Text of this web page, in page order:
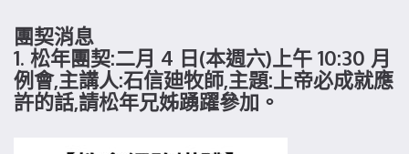
團契消息
1. 松年團契:二月 4 日(本週六)上午 10:30 月
例會,主講人:石信廸牧師,主題:上帝必成就應
許的話,請松年兄姊踴躍參加。